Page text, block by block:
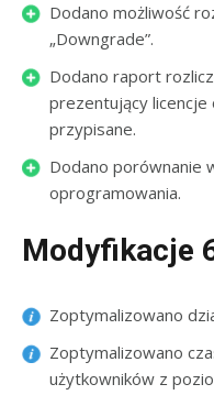
Dodano możliwość
„Downgrade”.
Dodano raport
prezentujący
przypisane.
Dodano porównanie
oprogramowania.
Modyfikacje
Zoptymalizowano
Zoptymalizowano
użytkowników z